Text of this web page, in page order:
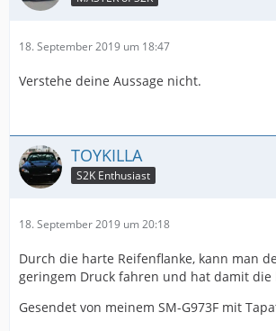
18. September 2019 um 18:47
Verstehe deine Aussage nicht.
TOYKILLA
S2K Enthusiast
18. September 2019 um 20:18
Durch die harte Reifenflanke, kann man
geringem Druck fahren und hat damit die
Gesendet von meinem SM-G973F mit